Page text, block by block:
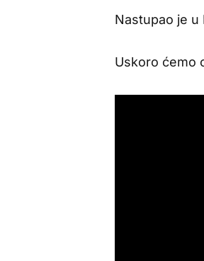
Nastupao je u
Uskoro ćemo